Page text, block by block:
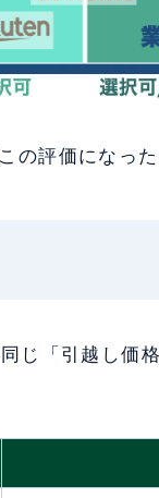
の評価になっ
じ「引越し価